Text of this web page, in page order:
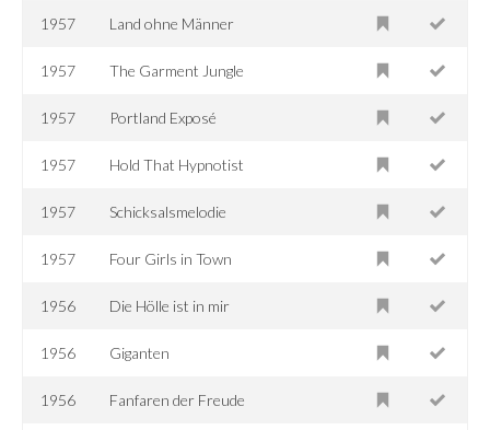
1957 Land ohne Männer
1957 The Garment Jungle
1957 Portland Exposé
1957 Hold That Hypnotist
1957 Schicksalsmelodie
1957 Four Girls in Town
1956 Die Hölle ist in mir
1956 Giganten
1956 Fanfaren der Freude